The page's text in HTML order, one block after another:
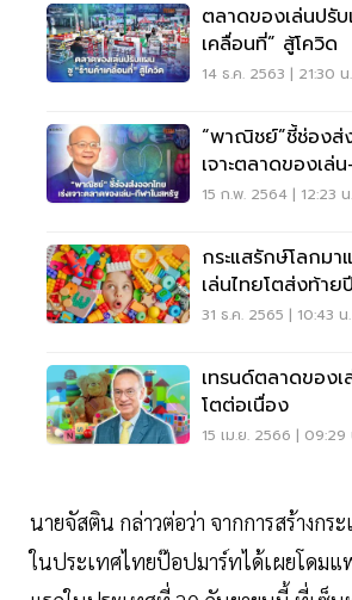
ตลาดของเล่นปรั
เคลื่อนที่” สู้โควิด
14 ธ.ค. 2563 | 21:30 น.
“พาณิชย์”ชี้ช่องส่งอ
เจาะตลาดของเล่
15 ก.พ. 2564 | 12:23 น.
กระแสรักษ์โลกม
เล่นไทยโตส่งท้าย
31 ธ.ค. 2565 | 10:43 น.
เทรนด์ตลาดของ
โตต่อเนื่อง
15 เม.ย. 2566 | 09:29
นายจัสติน กล่าวต่อว่า จากการสร้างกร
ในประเทศไทยป๊อปมาร์ทได้เผยโดม